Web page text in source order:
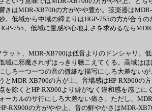
きはMDR-XB700の方がやや豊か。弦楽器は
。低域から中域の締まりはHGP-755の方が合う
755、低域に量感や心地よさを求めるなら
ラット、MDR-XB700は低音よりのドンシャリ。
域に邪魔されずはっきり聴こえてくる。高域は
しろ一つ一つの音の微細な描写にしろ大差ない
とMDR-XB700の方が上。音場感はHP-RX900の
を除くとHP-RX900より癖がなく違和感を感じ
ーカルのサ行にしろ大差ない痛さ。ただし、
RX900の方がやや上、音の鮮やかさはMDR-